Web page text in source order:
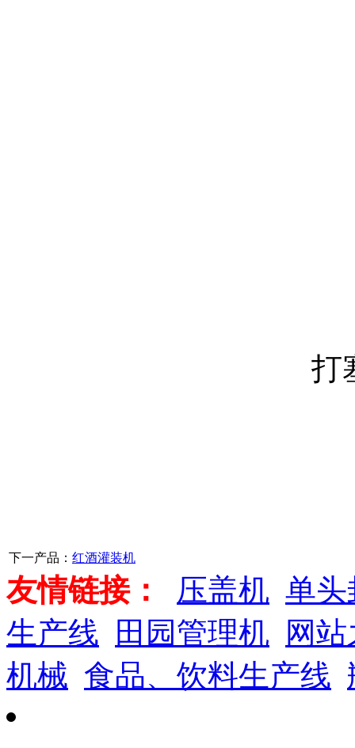
打
下一产品： 红酒灌装机
友情链接： 压盖机 单头
生产线
田园管理机
网
机械 食品、饮料生产线